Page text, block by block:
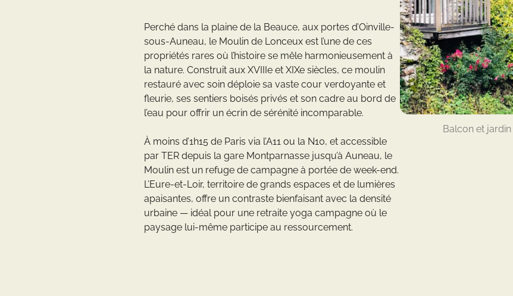
Perché dans la plaine de la Beauce, aux portes d’Oinville-
sous-Auneau, le Moulin de Lonceux est l’une de ces
propriétés rares où l’histoire se mêle harmonieusement à
la nature. Construit aux XVIIIe et XIXe siècles, ce moulin
restauré avec soin déploie sa vaste cour verdoyante et
fleurie, ses sentiers boisés privés et son cadre au bord de
l’eau pour offrir un écrin de sérénité incomparable.
À moins d’1h15 de Paris via l’A11 ou la N10, et accessible
par TER depuis la gare Montparnasse jusqu’à Auneau, le
Moulin est un refuge de campagne à portée de week-end.
L’Eure-et-Loir, territoire de grands espaces et de lumières
apaisantes, offre un contraste bienfaisant avec la densité
urbaine — idéal pour une retraite yoga campagne où le
paysage lui-même participe au ressourcement.
Balcon et